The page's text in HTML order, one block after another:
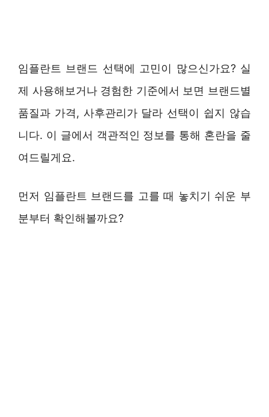
임플란트 브랜드 선택에 고민이 많으신가요? 실
제 사용해보거나 경험한 기준에서 보면 브랜드별
품질과 가격, 사후관리가 달라 선택이 쉽지 않습
니다. 이 글에서 객관적인 정보를 통해 혼란을 줄
여드릴게요.
먼저 임플란트 브랜드를 고를 때 놓치기 쉬운 부
분부터 확인해볼까요?